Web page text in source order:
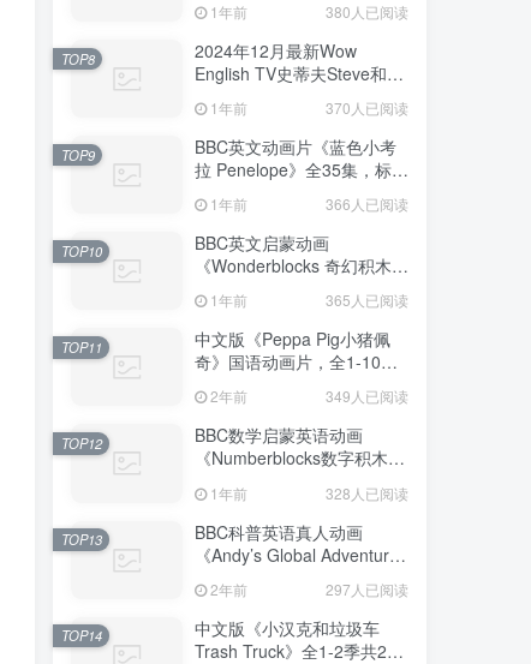
366集，1080P高清视频带英
文字幕，百度网盘下载！
1年前 380人已阅读
2024年12月最新Wow
English TV史蒂夫Steve和小
鸟Maggie少儿趣味启蒙学英
语，目前总计841集+，
1080P高清视频带英文字
幕，百度网盘下载！
1年前 370人已阅读
TOP8
BBC英文动画片《蓝色小考
拉 Penelope》全35集，标清
视频带配套绘本和音频
MP3，百度网盘下载！
1年前 366人已阅读
TOP9
BBC英文启蒙动画
《Wonderblocks 奇幻积木》
全5集，1080P高清视频带英
文字幕，百度网盘下载！
1年前 365人已阅读
TOP10
中文版《Peppa Pig小猪佩
奇》国语动画片，全1-10季
共394集，1080P高清视频，
百度网盘下载！
2年前 349人已阅读
TOP11
BBC数学启蒙英语动画
《Numberblocks数字积木》
167集，1080P高清视频带英
文字幕，百度网盘下载！
1年前 328人已阅读
TOP12
BBC科普英语真人动画
《Andy’s Global Adventures
集，1080P高清视频带英文
字幕，百度网盘下载
2年前 297人已阅读
TOP13
中文版《小汉克和垃圾车
Trash Truck》全1-2季共28
TOP14